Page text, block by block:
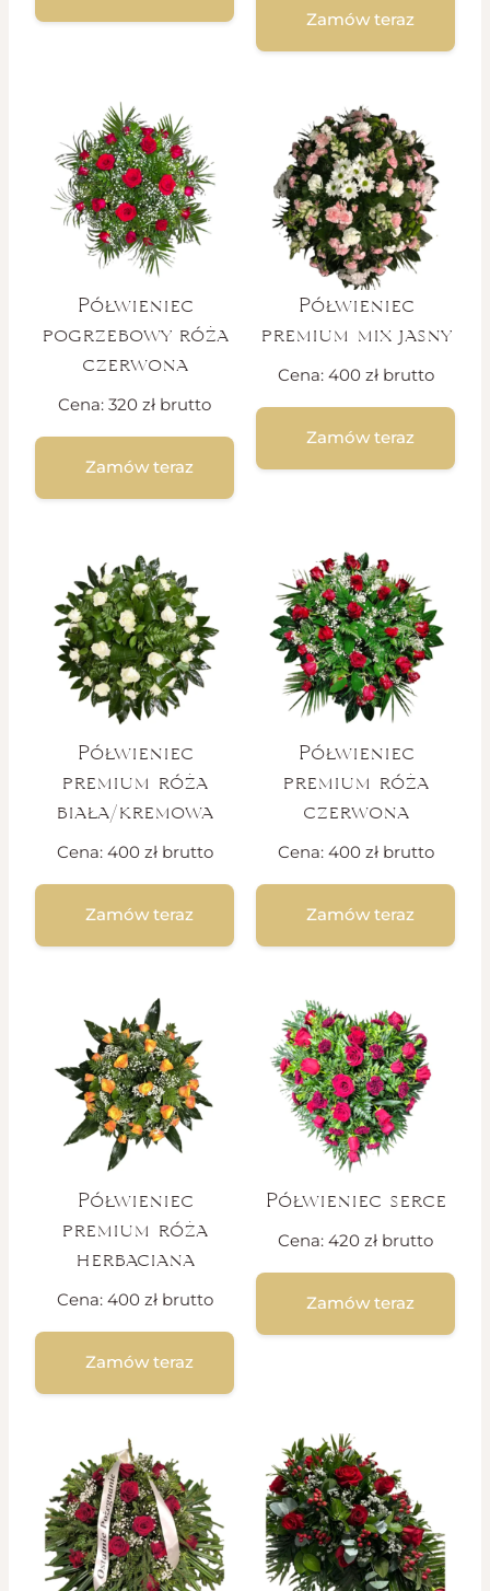
Zamów teraz
Półwieniec
pogrzebowy róża
czerwona
Cena: 320 zł brutto
Zamów teraz
Półwieniec
premium mix jasny
Cena: 400 zł brutto
Zamów teraz
Półwieniec
premium róża
biała/kremowa
Cena: 400 zł brutto
Zamów teraz
Półwieniec
premium róża
czerwona
Cena: 400 zł brutto
Zamów teraz
Półwieniec
premium róża
herbaciana
Cena: 400 zł brutto
Zamów teraz
Półwieniec serce
Cena: 420 zł brutto
Zamów teraz